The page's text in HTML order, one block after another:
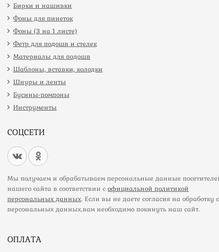
Бирки и нашивки
Фоны для пинеток
Фоны (3 на 1 листе)
Фетр для подошв и стелек
Материалы для подошв
Шаблоны, вставки, колодки
Шнуры и ленты
Бусины-помпоны
Инструменты
СОЦСЕТИ
Мы получаем и обрабатываем персональные данные
нашего сайта в соответствии с официальной политикой
персональных данных. Если вы не даете согласия на обработку
персональных данных,вам необходимо покинуть наш сайт.
ОПЛАТА